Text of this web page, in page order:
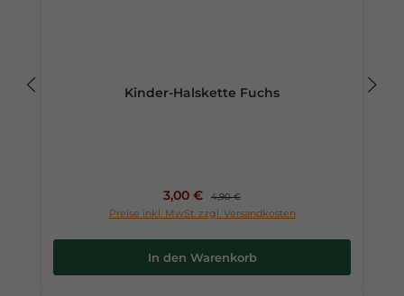
Kinder-Halskette Fuchs
Verkaufspreis:
3,00 € Regulärer Preis:
4,90 €
Preise inkl. MwSt. zzgl. Versandkosten
In den Warenkorb